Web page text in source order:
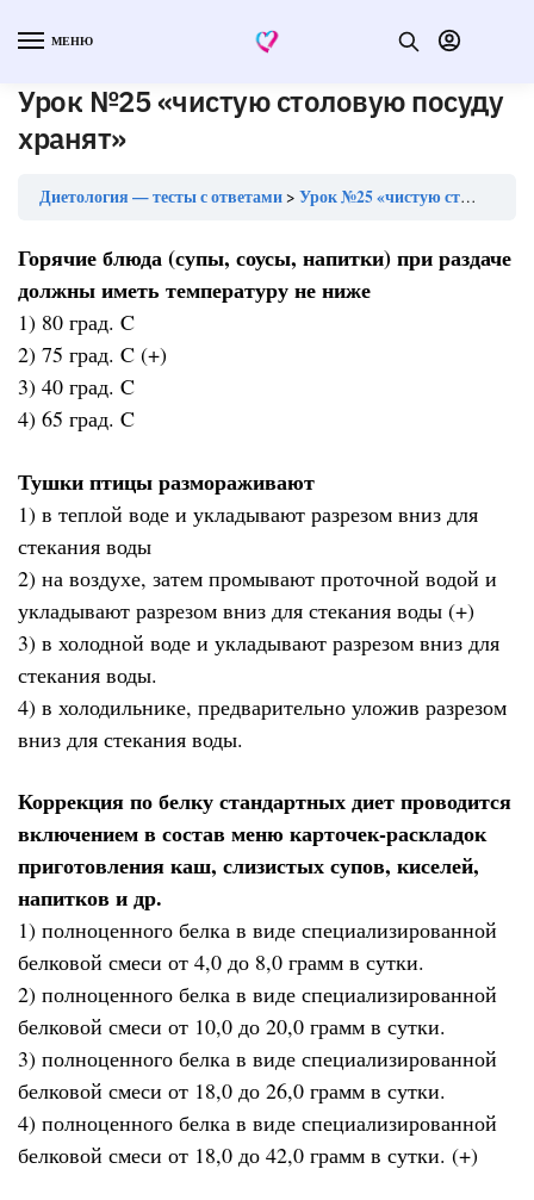
МЕНЮ
Урок №25 «чистую столовую посуду
хранят»
Диетология — тесты с ответами Урок №25 «чистую столовую посуду хранят»
Горячие блюда (супы, соусы, напитки) при раздаче
должны иметь температуру не ниже
1) 80 град. C
2) 75 град. C (+)
3) 40 град. C
4) 65 град. C
Тушки птицы размораживают
1) в теплой воде и укладывают разрезом вниз для
стекания воды
2) на воздухе, затем промывают проточной водой и
укладывают разрезом вниз для стекания воды (+)
3) в холодной воде и укладывают разрезом вниз для
стекания воды.
4) в холодильнике, предварительно уложив разрезом
вниз для стекания воды.
Коррекция по белку стандартных диет проводится
включением в состав меню карточек-раскладок
приготовления каш, слизистых супов, киселей,
напитков и др.
1) полноценного белка в виде специализированной
белковой смеси от 4,0 до 8,0 грамм в сутки.
2) полноценного белка в виде специализированной
белковой смеси от 10,0 до 20,0 грамм в сутки.
3) полноценного белка в виде специализированной
белковой смеси от 18,0 до 26,0 грамм в сутки.
4) полноценного белка в виде специализированной
белковой смеси от 18,0 до 42,0 грамм в сутки. (+)